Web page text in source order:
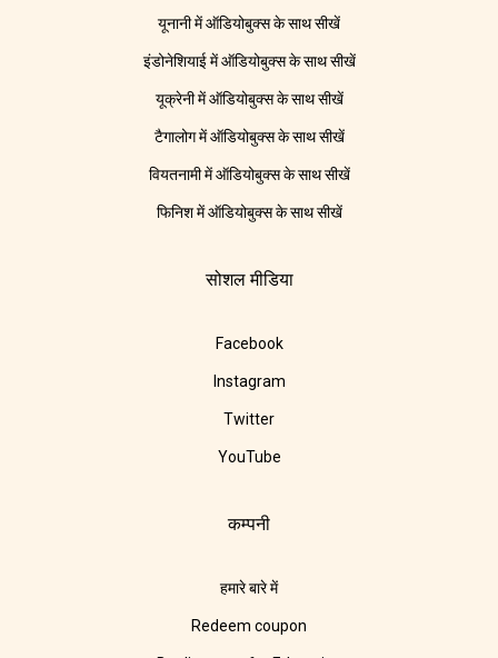
यूनानी में ऑडियोबुक्स के साथ सीखें
इंडोनेशियाई में ऑडियोबुक्स के साथ सीखें
यूक्रेनी में ऑडियोबुक्स के साथ सीखें
टैगालोग में ऑडियोबुक्स के साथ सीखें
वियतनामी में ऑडियोबुक्स के साथ सीखें
फिनिश में ऑडियोबुक्स के साथ सीखें
सोशल मीडिया
Facebook
Instagram
Twitter
YouTube
कम्पनी
हमारे बारे में
Redeem coupon